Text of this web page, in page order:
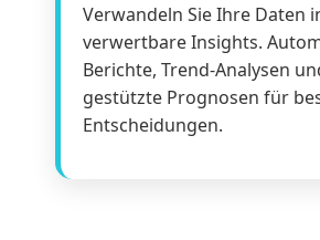
Verwandeln Sie Ihre Daten
verwertbare Insights.
Berichte, Trend-Analysen
gestützte Prognosen für
Entscheidungen.